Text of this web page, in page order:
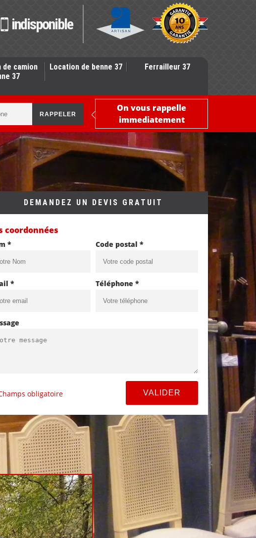
indisponible
de camion
37
Location de benne 37 Ferrailleur 37
On vous rappelle
immediatement
DEMANDEZ UN DEVIS GRATUIT
coordonnées
* Code postal *
* Téléphone *
obligatoire